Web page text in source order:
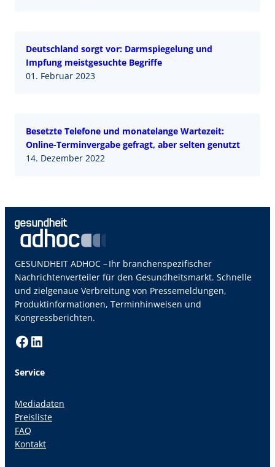
Deutschland sorgt vor: Darmspiegelung und
Impfung meistgesuchte Begriffe
01. Februar 2023
Besetzte Telefone und monatelange Wartezeit:
Online-Terminvergabe gefragt, aber selten genutzt
14. Dezember 2022
GESUNDHEIT ADHOC – Ihr branchenspezifischer
Nachrichtenverteiler für den Gesundheitsmarkt. Schnelle
und zielgenaue Verbreitung von Pressemeldungen,
Produktinformationen, Terminhinweisen und
Kongressberichten.
Facebook LinkedIn
Service
Mediadaten
Preisliste
FAQ
Kontakt